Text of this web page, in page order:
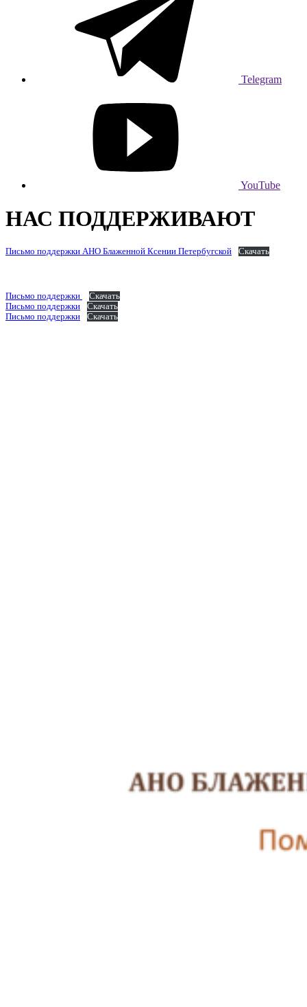
Telegram
YouTube
НАС ПОДДЕРЖИВАЮТ
Письмо поддержки АНО Блаженной Ксении Петербугской Скачать
Письмо поддержки
Скачать
Письмо поддержки
Скачать
Письмо поддержки
Скачать